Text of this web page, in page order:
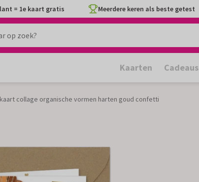
= 1e kaart gratis Meerdere keren als beste getest
Kaarten Cadeaus
collage organische vormen harten goud confetti